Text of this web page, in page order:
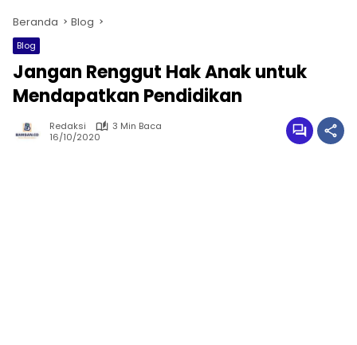
Beranda Blog
Blog
Jangan Renggut Hak Anak untuk
Mendapatkan Pendidikan
Redaksi
3 Min Baca
16/10/2020